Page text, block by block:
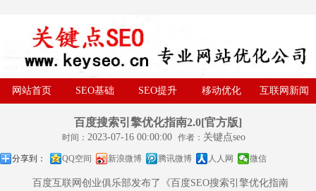
网站首页 SEO基础 SEO提升 移动优化 互联网新闻
百度搜索引擎优化指南2.0[官方版]
时间： 2023-07-16 00:00:00 作者： 关键点seo
分享到： QQ空间 新浪微博 腾讯微博 人人网 微信
百度互联网创业俱乐部发布了《百度SEO搜索引擎优化指南